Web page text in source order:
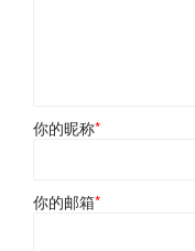
你的昵称*
你的邮箱*